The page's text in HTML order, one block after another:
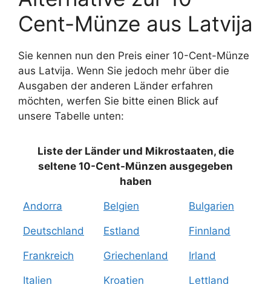
Cent-Münze aus Latvija
Sie kennen nun den Preis einer 10-Cent-Münze
aus Latvija. Wenn Sie jedoch mehr über die
Ausgaben der anderen Länder erfahren
möchten, werfen Sie bitte einen Blick auf
unsere Tabelle unten:
Liste der Länder und Mikrostaaten, die
seltene 10-Cent-Münzen ausgegeben
haben
Andorra Belgien Bulgarien
Deutschland Estland Finnland
Frankreich Griechenland Irland
Italien Kroatien Lettland